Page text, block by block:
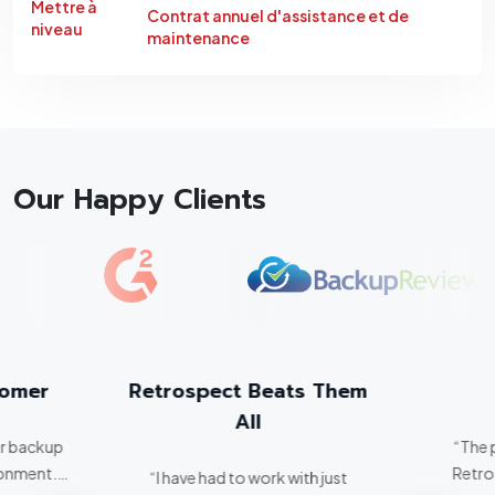
Mettre à
niveau
Contrat annuel d'assistance et de
maintenance
Our Happy Clients
backup
Retrospect Beats Them
All
“I have had to work with just
“The